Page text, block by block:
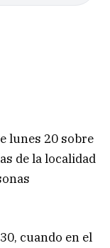
lunes 20 sobre
de la localidad
cuando en el